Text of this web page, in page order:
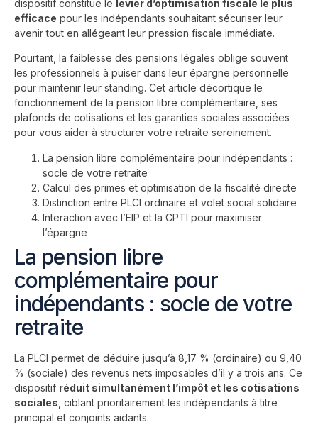
dispositif constitue le levier d’optimisation fiscale le plus
efficace pour les indépendants souhaitant sécuriser leur
avenir tout en allégeant leur pression fiscale immédiate.
Pourtant, la faiblesse des pensions légales oblige souvent
les professionnels à puiser dans leur épargne personnelle
pour maintenir leur standing. Cet article décortique le
fonctionnement de la pension libre complémentaire, ses
plafonds de cotisations et les garanties sociales associées
pour vous aider à structurer votre retraite sereinement.
La pension libre complémentaire pour indépendants :
socle de votre retraite
Calcul des primes et optimisation de la fiscalité directe
Distinction entre PLCI ordinaire et volet social solidaire
Interaction avec l’EIP et la CPTI pour maximiser
l’épargne
La pension libre
complémentaire pour
indépendants : socle de votre
retraite
La PLCI permet de déduire jusqu’à 8,17 % (ordinaire) ou 9,40
% (sociale) des revenus nets imposables d’il y a trois ans. Ce
dispositif réduit simultanément l’impôt et les cotisations
sociales , ciblant prioritairement les indépendants à titre
principal et conjoints aidants.